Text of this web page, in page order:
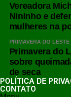
Vereadora
Nininho e
mulheres na
PRIMAVERA DO LESTE
Primavera do
sobre
de seca
POLÍTICA DE
CONTATO